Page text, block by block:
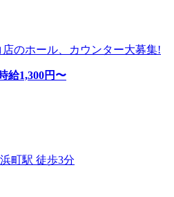
店のホール、カウンター大募集!
給1,300円〜
町駅 徒歩3分